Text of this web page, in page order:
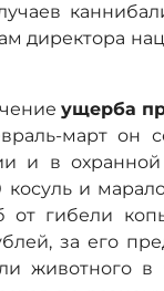
директора
ущерба
март он
и в
и
от гибели
за его
животного в